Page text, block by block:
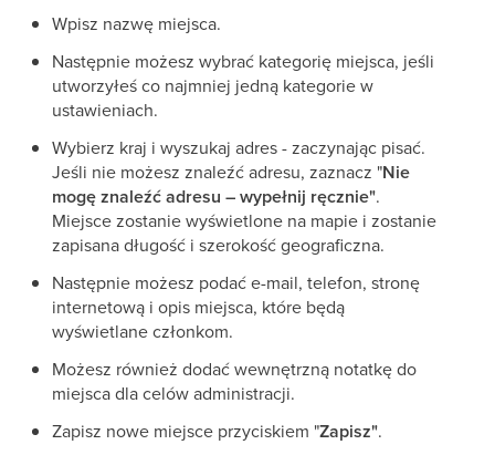
Wpisz nazwę miejsca.
Następnie możesz wybrać kategorię miejsca, jeśli
utworzyłeś co najmniej jedną kategorie w
ustawieniach.
Wybierz kraj i wyszukaj adres - zaczynając pisać.
Jeśli nie możesz znaleźć adresu, zaznacz "Nie
mogę znaleźć adresu – wypełnij ręcznie".
Miejsce zostanie wyświetlone na mapie i zostanie
zapisana długość i szerokość geograficzna.
Następnie możesz podać e-mail, telefon, stronę
internetową i opis miejsca, które będą
wyświetlane członkom.
Możesz również dodać wewnętrzną notatkę do
miejsca dla celów administracji.
Zapisz nowe miejsce przyciskiem "Zapisz".